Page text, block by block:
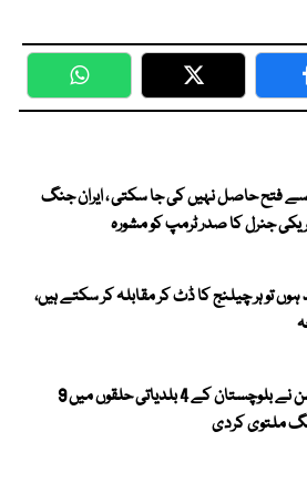
WhatsApp Twitter
فتح حاصل نہیں کی جا سکتی ، ایران جنگ
جنرل کا صدر ٹرمپ کو مشورہ
تو ہر چیلنج کا ڈٹ کر مقابلہ کر سکتے ہیں،
الیکشن کمیشن نے بلوچستان کے 4 بلدیاتی حلقوں میں 9
ملتوی کردی